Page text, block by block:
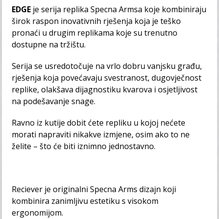
EDGE je serija replika Specna Armsa koje kombiniraju
širok raspon inovativnih rješenja koja je teško
pronaći u drugim replikama koje su trenutno
dostupne na tržištu.
Serija se usredotočuje na vrlo dobru vanjsku građu,
rješenja koja povećavaju svestranost, dugovječnost
replike, olakšava dijagnostiku kvarova i osjetljivost
na podešavanje snage.
Ravno iz kutije dobit ćete repliku u kojoj nećete
morati napraviti nikakve izmjene, osim ako to ne
želite – što će biti iznimno jednostavno.
Reciever je originalni Specna Arms dizajn koji
kombinira zanimljivu estetiku s visokom
ergonomijom.